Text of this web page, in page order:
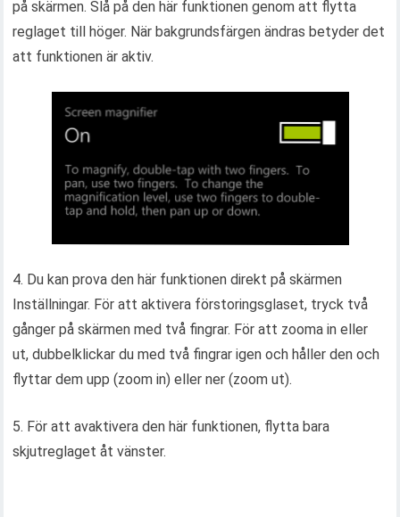
på skärmen. Slå på den här funktionen genom att flytta
reglaget till höger. När bakgrundsfärgen ändras betyder det
att funktionen är aktiv.
4. Du kan prova den här funktionen direkt på skärmen
Inställningar. För att aktivera förstoringsglaset, tryck två
gånger på skärmen med två fingrar. För att zooma in eller
ut, dubbelklickar du med två fingrar igen och håller den och
flyttar dem upp (zoom in) eller ner (zoom ut).
5. För att avaktivera den här funktionen, flytta bara
skjutreglaget åt vänster.